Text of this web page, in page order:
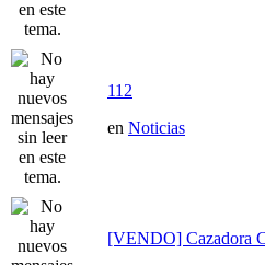
112
en Noticias
[VENDO] Cazadora